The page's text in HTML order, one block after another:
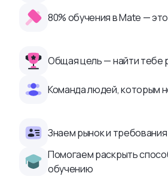
80% обучения в Mate —
Общая цель — найти тебе
Команда людей, которым
Знаем рынок и
Помогаем раскрыть
обучению